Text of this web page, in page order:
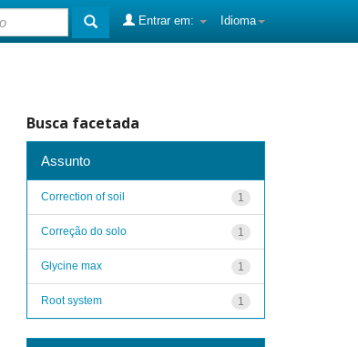
Idioma
Entrar em:
Busca facetada
Assunto
1
Correction of soil
1
Correção do solo
1
Glycine max
1
Root system